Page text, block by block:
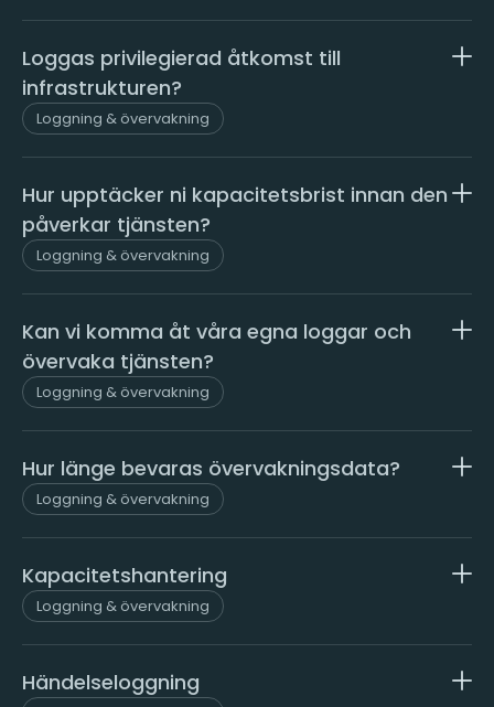
Loggas privilegierad åtkomst till
infrastrukturen?
Loggning & övervakning
Hur upptäcker ni kapacitetsbrist innan den
påverkar tjänsten?
Loggning & övervakning
Kan vi komma åt våra egna loggar och
övervaka tjänsten?
Loggning & övervakning
Hur länge bevaras övervakningsdata?
Loggning & övervakning
Kapacitetshantering
Loggning & övervakning
Händelseloggning